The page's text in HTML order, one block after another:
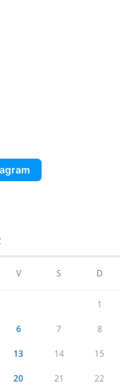
V S D
1
6 7 8
13 14 15
20 21 22